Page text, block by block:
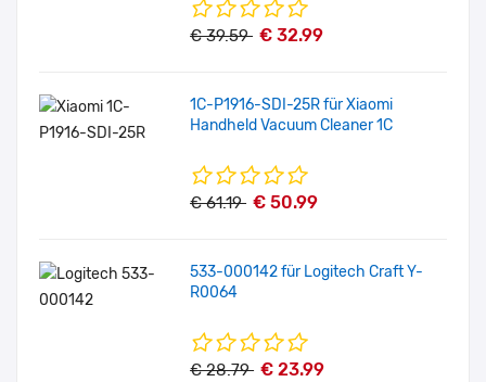
€ 39.59 € 32.99
1C-P1916-SDI-25R für Xiaomi
Handheld Vacuum Cleaner 1C
€ 61.19 € 50.99
533-000142 für Logitech Craft Y-
R0064
€ 28.79 € 23.99